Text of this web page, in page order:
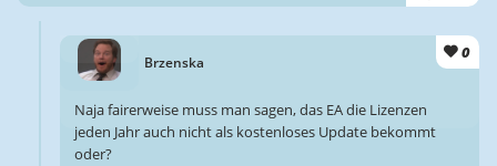
Brzenska
0
Naja fairerweise muss man sagen, das EA die Lizenzen
jeden Jahr auch nicht als kostenloses Update bekommt
oder?